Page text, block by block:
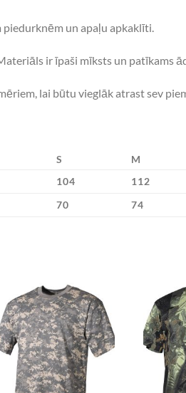
piedurknēm un apaļu apkaklīti.
ir īpaši mīksts un patīkams
lai būtu vieglāk atrast sev
S M
104 112
70 74
Add to
Wishlist